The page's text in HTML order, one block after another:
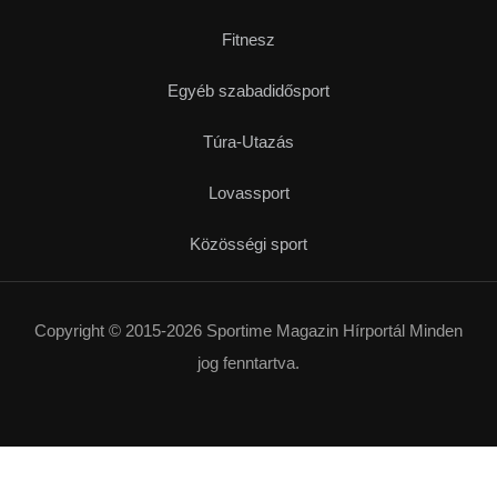
Fitnesz
Egyéb szabadidősport
Túra-Utazás
Lovassport
Közösségi sport
Copyright © 2015-2026 Sportime Magazin Hírportál Minden
jog fenntartva.